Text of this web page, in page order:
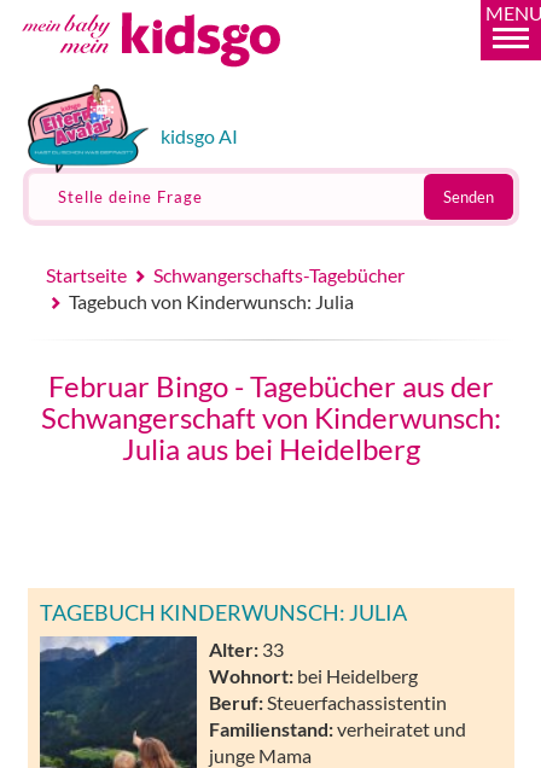
kidsgo AI
Stelle deine Frage Senden
Startseite
Schwangerschafts-Tagebücher
Tagebuch von Kinderwunsch: Julia
Februar Bingo - Tagebücher aus der
Schwangerschaft von Kinderwunsch:
Julia aus bei Heidelberg
TAGEBUCH KINDERWUNSCH: JULIA
Alter: 33
Wohnort: bei Heidelberg
Beruf: Steuerfachassistentin
Familienstand:verheiratet und
junge Mama